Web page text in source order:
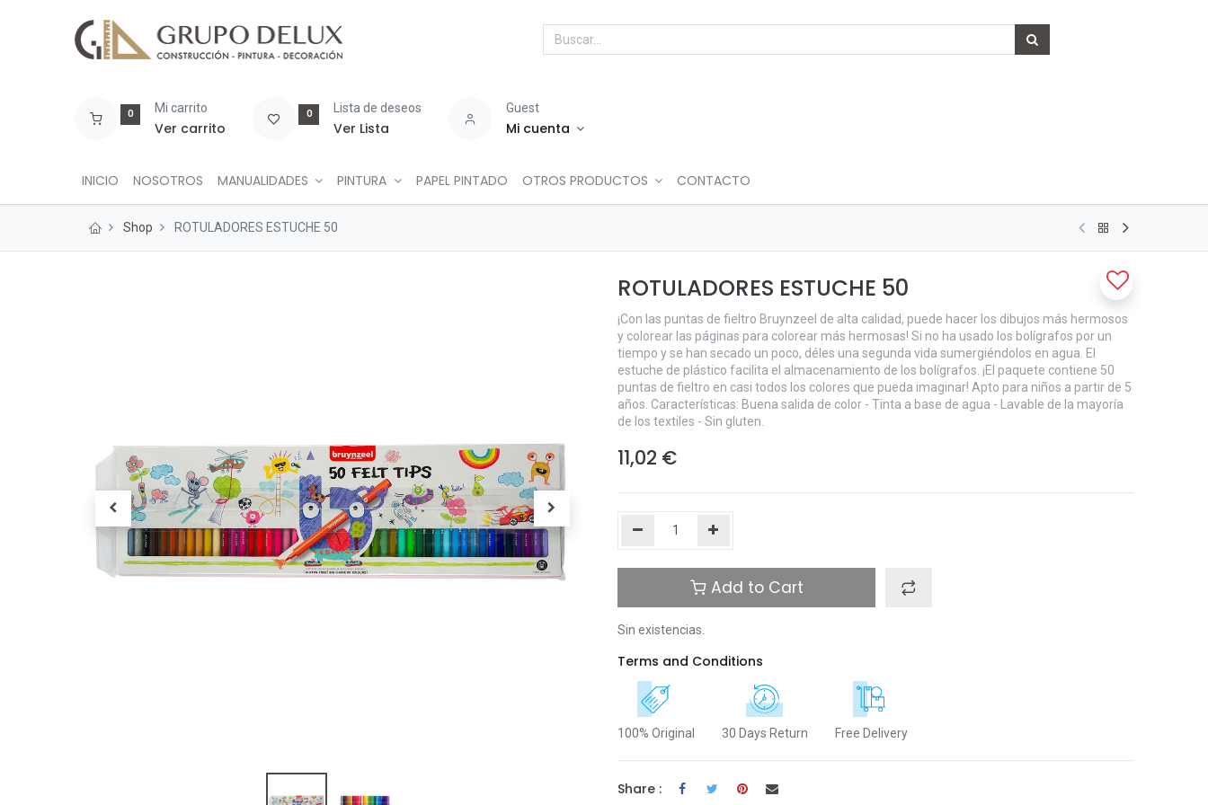
0 Mi carrito
Ver carrito
0 Lista de deseos
Ver Lista
Guest
Mi cuenta
INICIO NOSOTROS MANUALIDADES PINTURA PAPEL PINTADO OTROS PRODUCTOS CONTACTO
Shop ROTULADORES ESTUCHE 50
ROTULADORES ESTUCHE 50
¡Con las puntas de fieltro Bruynzeel de alta calidad, puede hacer los dibujos más hermosos
y colorear las páginas para colorear más hermosas! Si no ha usado los bolígrafos por un
tiempo y se han secado un poco, déles una segunda vida sumergiéndolos en agua. El
estuche de plástico facilita el almacenamiento de los bolígrafos. ¡El paquete contiene 50
puntas de fieltro en casi todos los colores que pueda imaginar! Apto para niños a partir de 5
años. Características: Buena salida de color - Tinta a base de agua - Lavable de la mayoría
de los textiles - Sin gluten.
11,02 €
Add to Cart
Sin existencias.
Terms and Conditions
100% Original 30 Days Return Free Delivery
Share :